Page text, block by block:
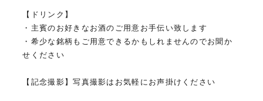
【ドリンク】
・主賓のお好きなお酒のご用意お手伝い致します
・希少な銘柄もご用意できるかもしれませんのでお聞か
せください
【記念撮影】写真撮影はお気軽にお声掛けください